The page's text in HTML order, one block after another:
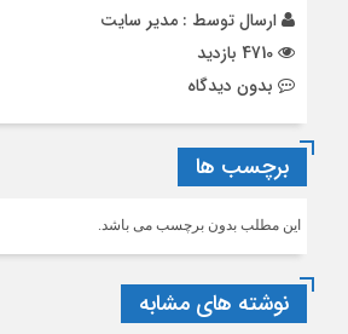
ارسال توسط : مدیر سایت
بدون دیدگاه
برچسب ها
این مطلب بدون برچسب می باشد.
نوشته های مشابه